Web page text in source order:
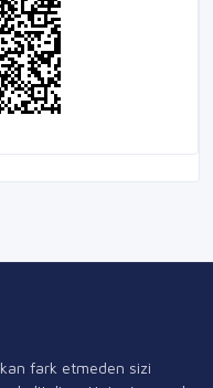
fark etmeden sizi